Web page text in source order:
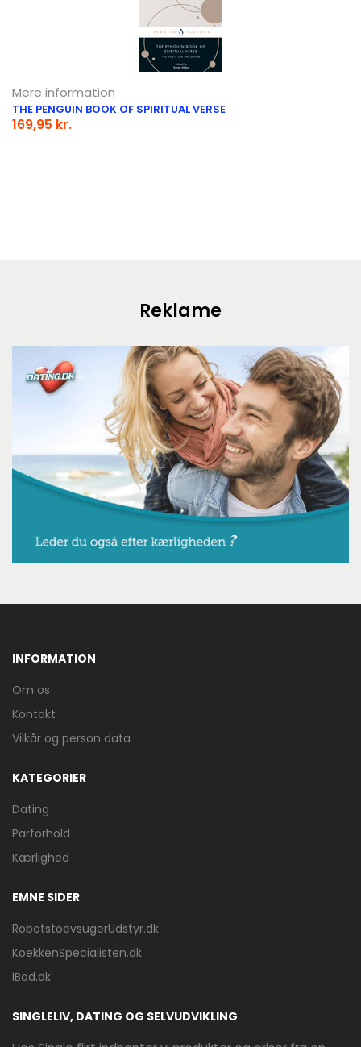
Mere information
THE PENGUIN BOOK OF SPIRITUAL VERSE
169,95 kr.
Reklame
INFORMATION
Om os
Kontakt
Vilkår og person data
KATEGORIER
Dating
Parforhold
Kærlighed
EMNE SIDER
RobotstoevsugerUdstyr.dk
KoekkenSpecialisten.dk
iBad.dk
SINGLELIV, DATING OG SELVUDVIKLING